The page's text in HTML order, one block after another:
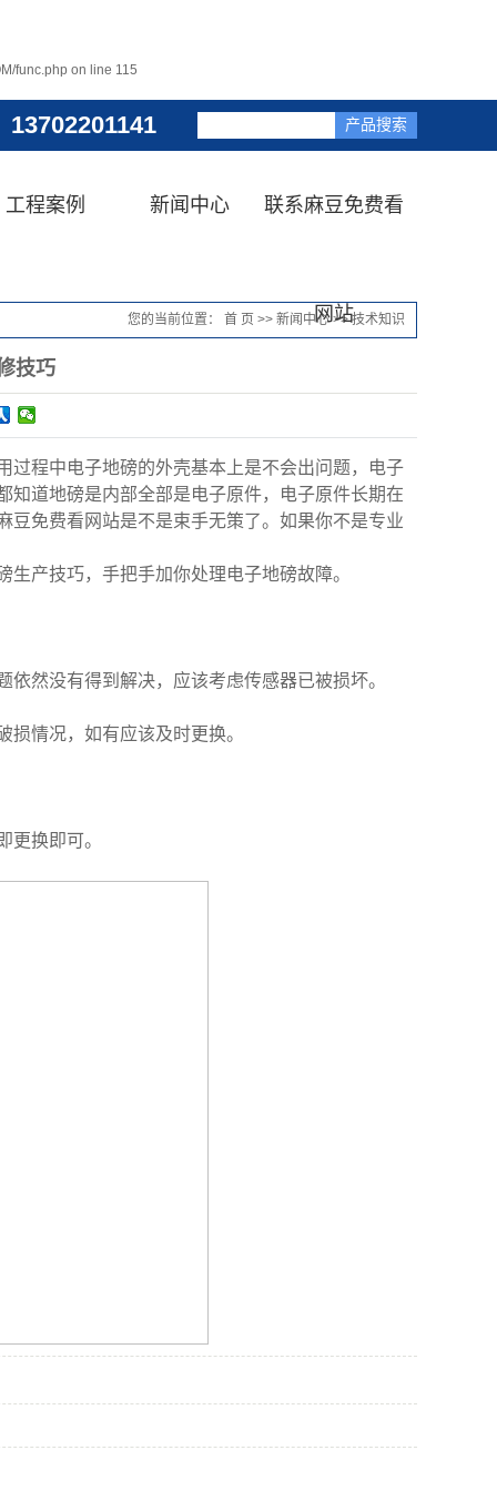
func.php on line 115
13702201141
工程案例 新闻中心 联系麻豆免费看
网站
您的当前位置： 首 页 >> 新闻中心>>技术知识
技巧
过程中电子地磅的外壳基本上是不会出问题，电子
知道地磅是内部全部是电子原件，电子原件长期在
豆免费看网站是不是束手无策了。如果你不是专业
产技巧，手把手加你处理电子地磅故障。
然没有得到解决，应该考虑传感器已被损坏。
情况，如有应该及时更换。
更换即可。